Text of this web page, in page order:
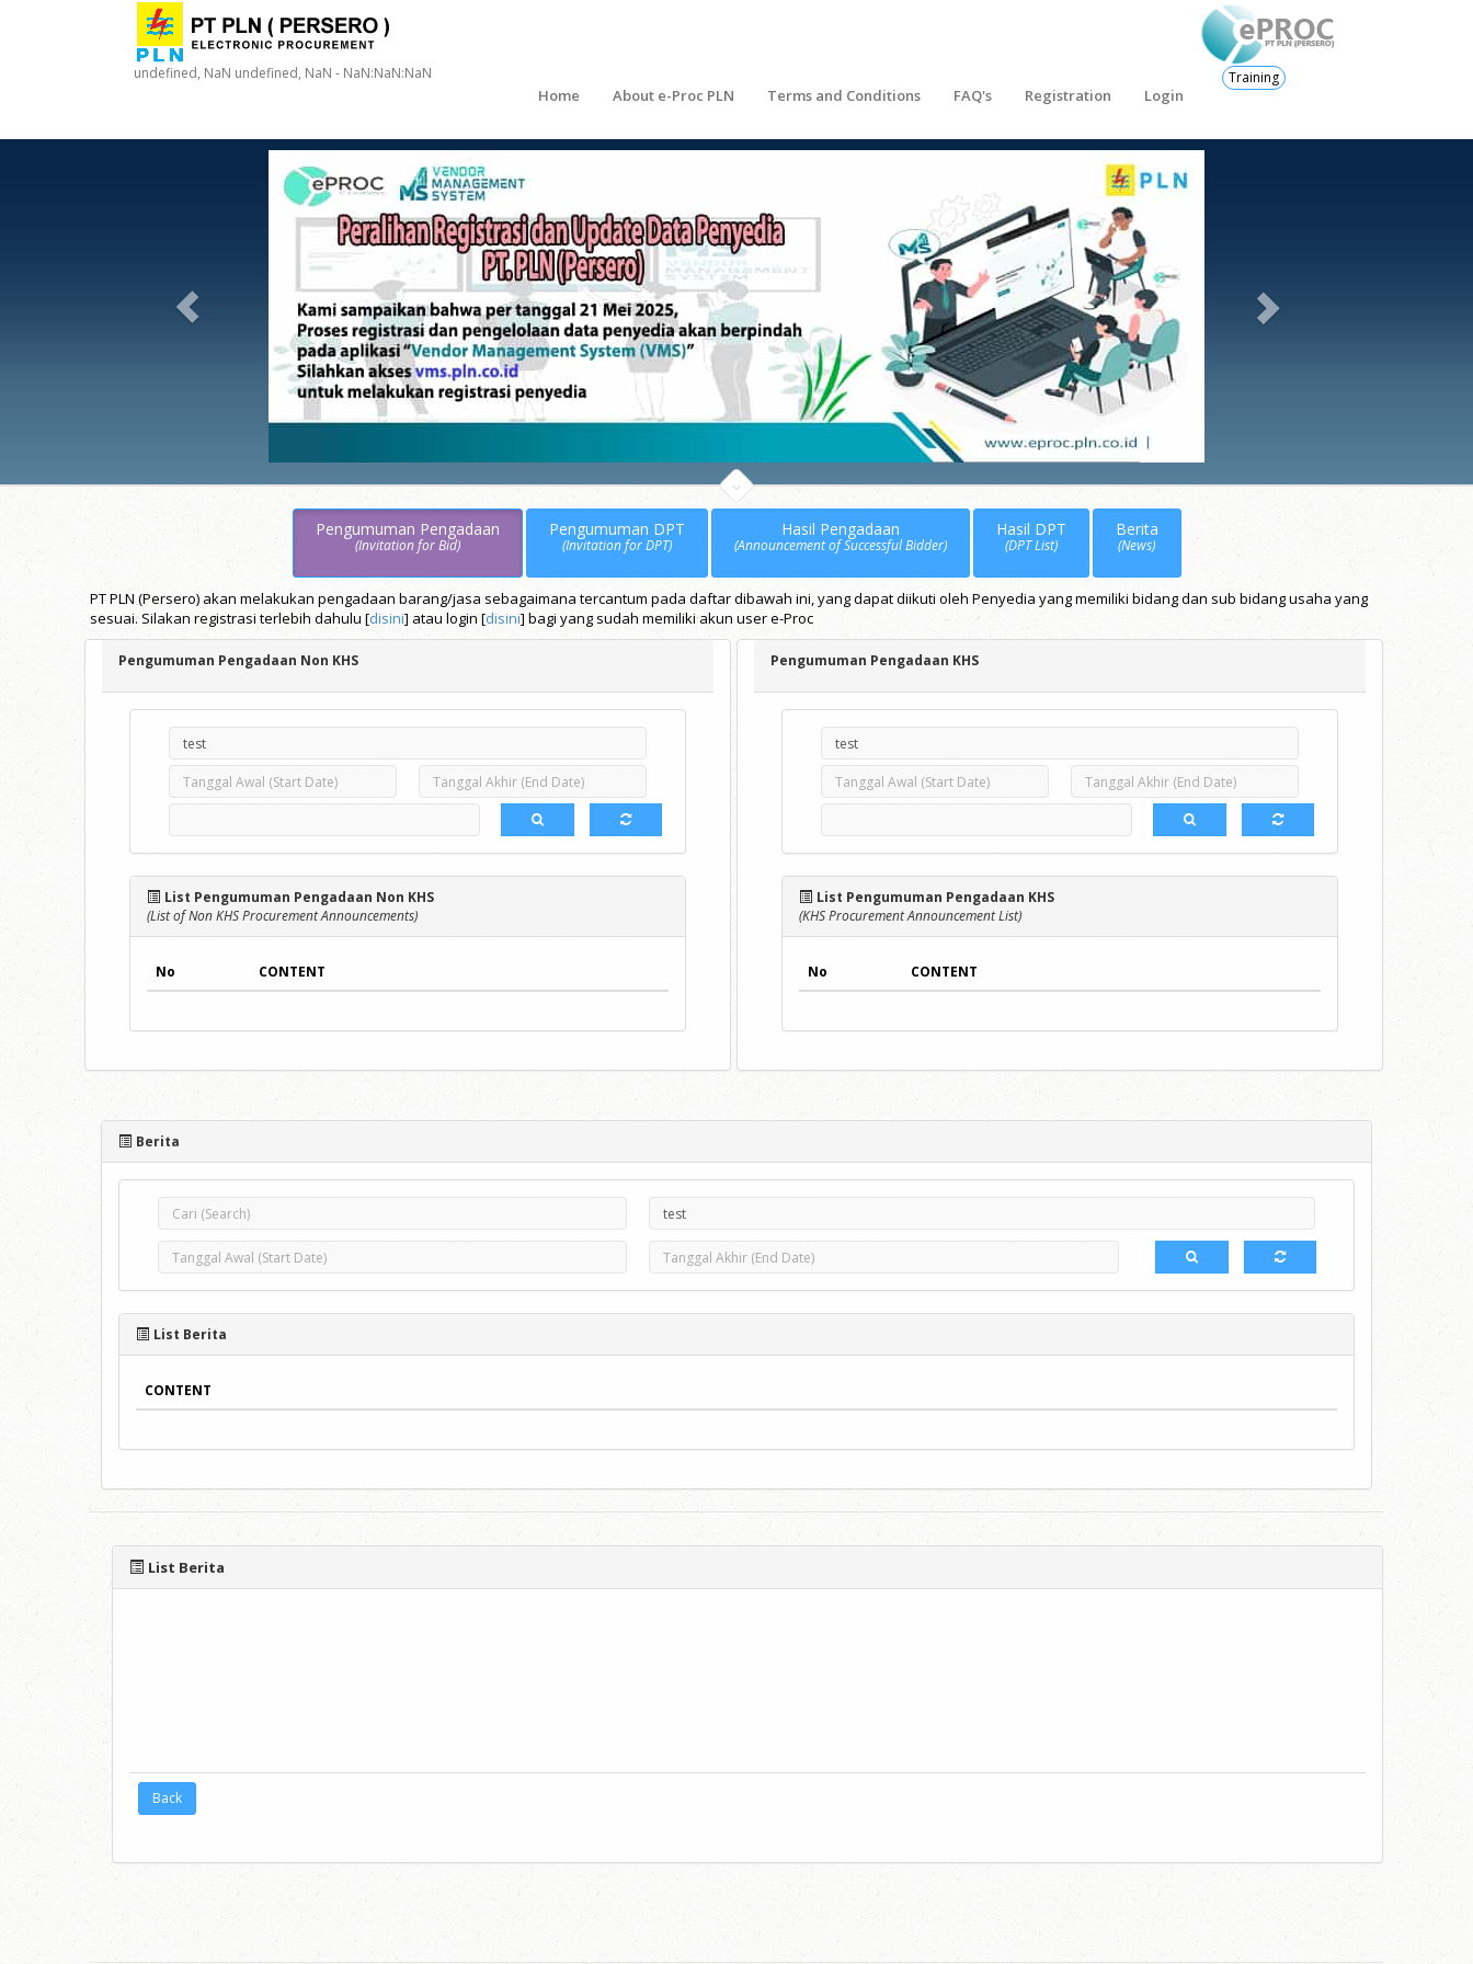
undefined, NaN undefined, NaN - NaN:NaN:NaN Training
Home About e-Proc PLN Terms and Conditions FAQ's Registration Login
Pengumuman Pengadaan
(Invitation for Bid)
Pengumuman DPT
(Invitation for DPT)
Hasil Pengadaan
(Announcement of Successful Bidder)
Hasil DPT
(DPT List)
Berita
(News)
PT PLN (Persero) akan melakukan pengadaan barang/jasa sebagaimana tercantum pada daftar dibawah ini, yang dapat diikuti oleh Penyedia yang memiliki bidang dan sub bidang usaha yang
sesuai. Silakan registrasi terlebih dahulu [disini] atau login [disini] bagi yang sudah memiliki akun user e-Proc
Pengumuman Pengadaan Non KHS
List Pengumuman Pengadaan Non KHS
(List of Non KHS Procurement Announcements)
No CONTENT
Pengumuman Pengadaan KHS
List Pengumuman Pengadaan KHS
(KHS Procurement Announcement List)
No CONTENT
Berita
List Berita
CONTENT
List Berita
Back